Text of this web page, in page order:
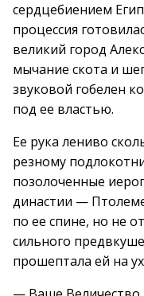
сердцебиением
процессия
великий город
мычание скота и
звуковой гобелен
под ее властью.
Ее рука лениво
резному
позолоченные
династии —
по ее спине, но не
сильного
прошептала ей на